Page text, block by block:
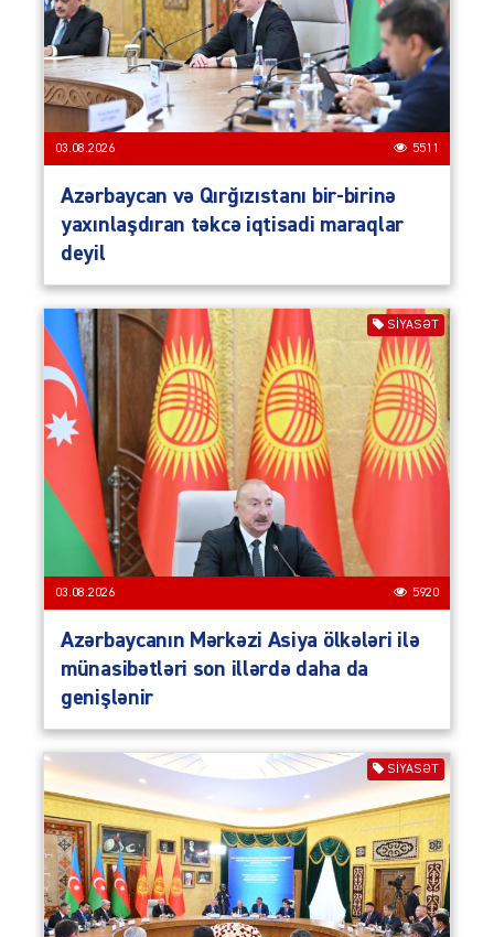
03.08.2026 5511
Azərbaycan və Qırğızıstanı bir-birinə
yaxınlaşdıran təkcə iqtisadi maraqlar
deyil
SIYASƏT
03.08.2026 5920
Azərbaycanın Mərkəzi Asiya ölkələri ilə
münasibətləri son illərdə daha da
genişlənir
SIYASƏT